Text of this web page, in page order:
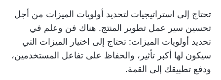
تحتاج إلى استراتيجيات لتحديد أولويات الميزات من أجل
تحسين سير عمل تطوير المنتج. هناك فن وعلم في
تحديد أولويات الميزات: تحتاج إلى اختيار الميزات التي
سيكون لها أكبر تأثير، والحفاظ على تفاعل المستخدمين،
ودفع تطبيقك إلى القمة.